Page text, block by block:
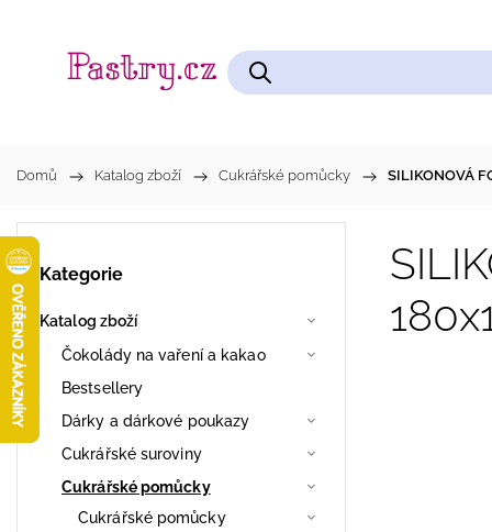
Domů / Katalog zboží / Cukrářské pomůcky / SILIKONOVÁ
Kategorie
Katalog zboží
Čokolády na vaření a kakao
Bestsellery
Dárky a dárkové poukazy
Cukrářské suroviny
Cukrářské pomůcky
Cukrářské pomůcky